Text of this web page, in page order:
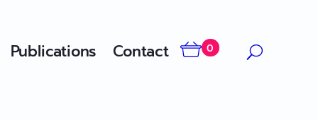
Publications Contact 0